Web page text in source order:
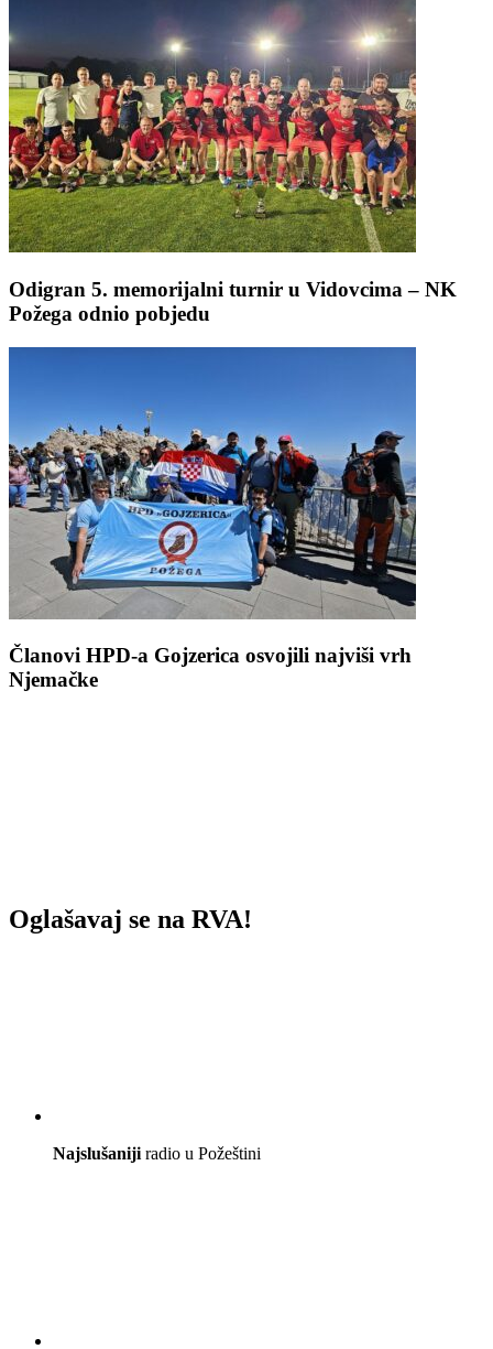
Odigran 5. memorijalni turnir u Vidovcima – NK
Požega odnio pobjedu
Članovi HPD-a Gojzerica osvojili najviši vrh
Njemačke
Oglašavaj se na RVA!
Najslušaniji radio u Požeštini